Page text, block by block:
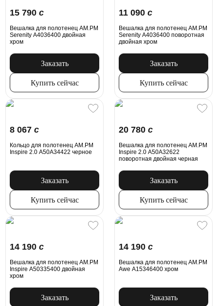
15 790 c
Вешалка для полотенец AM.PM
Serenity A4036400 двойная
хром
Заказать
Купить сейчас
11 090 c
Вешалка для полотенец AM.PM
Serenity A4036400 поворотная
двойная хром
Заказать
Купить сейчас
8 067 c
Кольцо для полотенец AM.PM
Inspire 2.0 A50A34422 черное
Заказать
Купить сейчас
20 780 c
Вешалка для полотенец AM.PM
Inspire 2.0 A50A32622
поворотная двойная черная
Заказать
Купить сейчас
14 190 c
Вешалка для полотенец AM.PM
Inspire A50335400 двойная
хром
Заказать
14 190 c
Вешалка для полотенец AM.PM
Awe A15346400 хром
Заказать